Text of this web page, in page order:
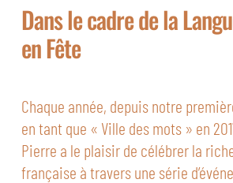
Dans le cadre de la
en Fête
Chaque année, depuis notre
en tant que « Ville des mots » en
Pierre a le plaisir de célébrer la
française à travers une série